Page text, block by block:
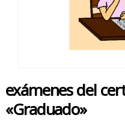
exámenes del
«Graduado»